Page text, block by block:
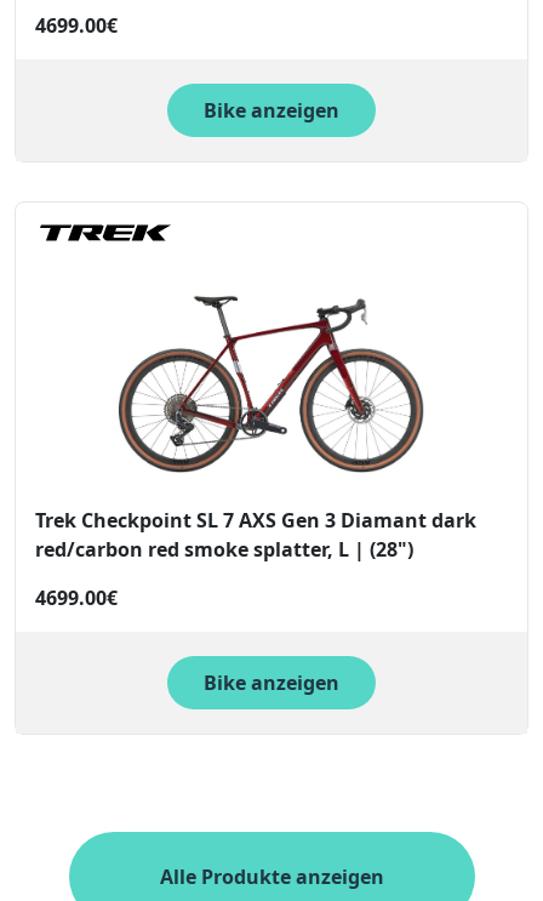
4699.00€
Bike anzeigen
Trek Checkpoint SL 7 AXS Gen 3 Diamant dark
red/carbon red smoke splatter, L | (28")
4699.00€
Bike anzeigen
Alle Produkte anzeigen